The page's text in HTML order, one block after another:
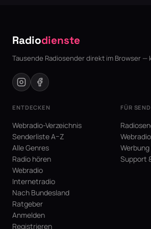
Radiodienste
Tausende Radiosender direkt im Browser —
ENTDECKEN
Webradio-Verzeichnis
Senderliste A–Z
Alle Genres
Radio hören
Webradio
Internetradio
Nach Bundesland
Ratgeber
Anmelden
Registrieren
FÜR
Support